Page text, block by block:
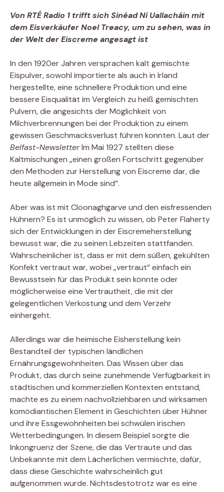
Von RTÉ Radio 1 trifft sich Sinéad Ní Uallacháin mit
dem Eisverkäufer Noel Treacy, um zu sehen, was in
der Welt der Eiscreme angesagt ist
In den 1920er Jahren versprachen kalt gemischte
Eispulver, sowohl importierte als auch in Irland
hergestellte, eine schnellere Produktion und eine
bessere Eisqualität im Vergleich zu heiß gemischten
Pulvern, die angesichts der Möglichkeit von
Milchverbrennungen bei der Produktion zu einem
gewissen Geschmacksverlust führen konnten. Laut der
Belfast-NewsletterIm Mai 1927 stellten diese
Kaltmischungen „einen großen Fortschritt gegenüber
den Methoden zur Herstellung von Eiscreme dar, die
heute allgemein in Mode sind“.
Aber was ist mit Cloonaghgarve und den eisfressenden
Hühnern? Es ist unmöglich zu wissen, ob Peter Flaherty
sich der Entwicklungen in der Eiscremeherstellung
bewusst war, die zu seinen Lebzeiten stattfanden.
Wahrscheinlicher ist, dass er mit dem süßen, gekühlten
Konfekt vertraut war, wobei „vertraut“ einfach ein
Bewusstsein für das Produkt sein könnte oder
möglicherweise eine Vertrautheit, die mit der
gelegentlichen Verkostung und dem Verzehr
einhergeht.
Allerdings war die heimische Eisherstellung kein
Bestandteil der typischen ländlichen
Ernährungsgewohnheiten. Das Wissen über das
Produkt, das durch seine zunehmende Verfügbarkeit in
städtischen und kommerziellen Kontexten entstand,
machte es zu einem nachvollziehbaren und wirksamen
komödiantischen Element in Geschichten über Hühner
und ihre Essgewohnheiten bei schwülen irischen
Wetterbedingungen. In diesem Beispiel sorgte die
Inkongruenz der Szene, die das Vertraute und das
Unbekannte mit dem Lächerlichen vermischte, dafür,
dass diese Geschichte wahrscheinlich gut
aufgenommen wurde. Nichtsdestotrotz war es eine